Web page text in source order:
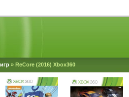
» ReCore (2016) Xbox360